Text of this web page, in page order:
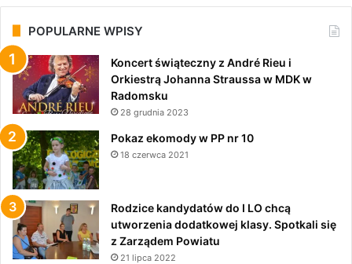
POPULARNE WPISY
Koncert świąteczny z André Rieu i
Orkiestrą Johanna Straussa w MDK w
Radomsku
28 grudnia 2023
Pokaz ekomody w PP nr 10
18 czerwca 2021
Rodzice kandydatów do I LO chcą
utworzenia dodatkowej klasy. Spotkali się
z Zarządem Powiatu
21 lipca 2022